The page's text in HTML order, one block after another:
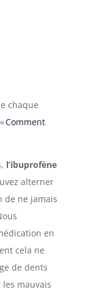
chaque
Comment
l’ibuprofène
alterner
ne jamais
en
cela ne
de dents
mauvais